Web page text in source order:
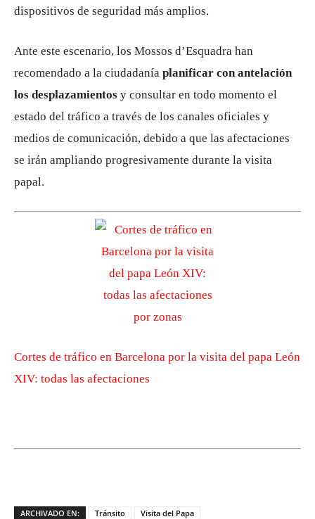
dispositivos de seguridad más amplios.
Ante este escenario, los Mossos d’Esquadra han
recomendado a la ciudadanía planificar con antelación
los desplazamientos y consultar en todo momento el
estado del tráfico a través de los canales oficiales y
medios de comunicación, debido a que las afectaciones
se irán ampliando progresivamente durante la visita
papal.
Cortes de tráfico en Barcelona por la visita del papa León
XIV: todas las afectaciones
ARCHIVADO EN: Tránsito Visita del Papa